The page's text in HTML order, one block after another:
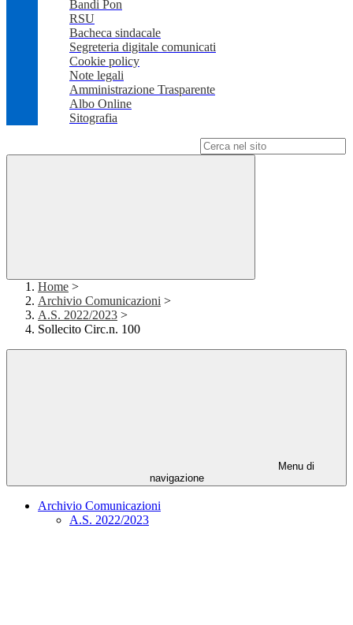
Bandi Pon
RSU
Bacheca sindacale
Segreteria digitale comunicati
Cookie policy
Note legali
Amministrazione Trasparente
Albo Online
Sitografia
Home >
Archivio Comunicazioni >
A.S. 2022/2023 >
Sollecito Circ.n. 100
Menu di
navigazione
Archivio Comunicazioni
A.S. 2022/2023